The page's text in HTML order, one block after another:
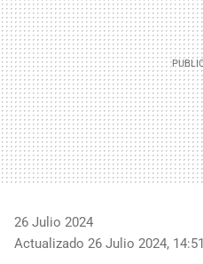
26 Julio 2024
Actualizado 26 Julio 2024, 14:51